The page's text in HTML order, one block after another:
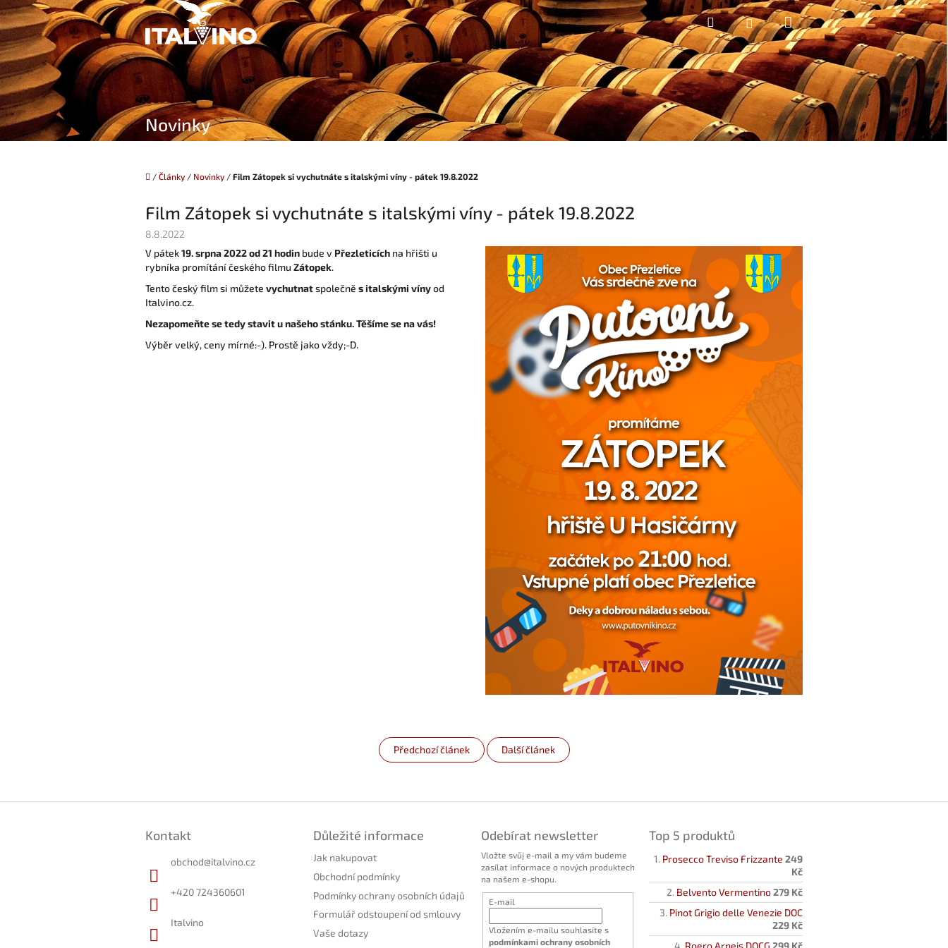
Přejít
na
obsah
HledatPřihlášeníNákupní
košík
Novinky
Domů
/ Články / Novinky / Film Zátopek si vychutnáte s italskými víny - pátek 19.8.2022
Film Zátopek si vychutnáte s italskými víny - pátek 19.8.2022
8.8.2022
V pátek19. srpna 2022 od 21 hodin bude v Přezleticích na hřišti u
rybníka promítání českého filmu Zátopek.
Tento český film si můžete vychutnatspolečně s italskými vínyod
Italvino.cz.
Nezapomeňte se tedy stavit u našeho stánku. Těšíme se na vás!
Výběr velký, ceny mírné:-). Prostě jako vždy;-D.
Předchozí článek Další článek
Kontakt
obchod@italvino.cz
+420 724360601
Italvino
Důležité informace
Jak nakupovat
Obchodní podmínky
Podmínky ochrany osobních údajů
Formulář odstoupení od smlouvy
Vaše dotazy
Odebírat newsletter
Vložte svůj e-mail a my vám budeme
zasílat informace o nových produktech
na našem e-shopu.
E-mail
Vložením e-mailu souhlasíte s
podmínkami ochrany osobních
Top 5 produktů
Prosecco Treviso Frizzante 249
Kč
Belvento Vermentino279 Kč
Pinot Grigio delle Venezie DOC
229 Kč
Roero Arneis DOCG 299 Kč